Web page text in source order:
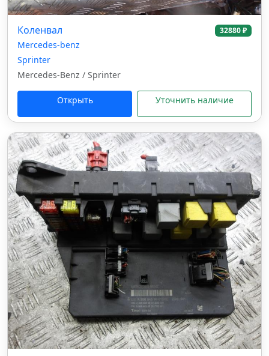
Коленвал 32880 ₽
Mercedes-benz
Sprinter
Mercedes-Benz / Sprinter
Открыть Уточнить наличие